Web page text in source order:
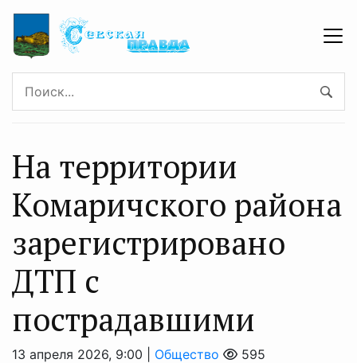
На территории
Комаричского района
зарегистрировано
ДТП с
пострадавшими
13 апреля 2026, 9:00 | Общество 595